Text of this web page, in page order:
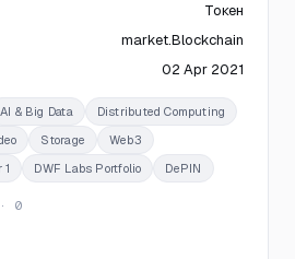
Токен
market.Blockchain
02 Apr 2021
AI & Big Data
Distributed Computing
Storage
Web3
1 DWF Labs Portfolio DePIN
· 0